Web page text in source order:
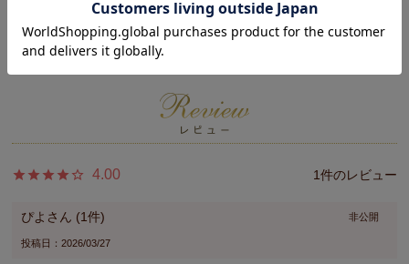
ます。予めご了承ください。
※日時指定不可
4.00 1
ぴよ 1 非公開
投稿日 2026/03/27